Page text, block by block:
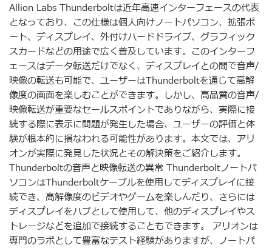
Allion Labs Thunderboltは近年高速インターフェースの代表
となっており、この仕様は個人向けノートパソコン、拡張ポ
ート、ディスプレイ、外付けハードドライブ、グラフィック
スカードなどの用途で広く普及しています。このインターフ
ェースはデータ転送だけでなく、ディスプレイとの間で音声/
映像の転送も可能で、ユーザーはThunderboltを通じて高解
像度の画面を楽しむことができます。しかし、高品質の音声/
映像転送が重要なセールスポイントでありながら、実際に接
続する際に表示に問題が発生した場合、ユーザーの評価と体
験が根本的に損なわれる可能性があります。本文では、アリ
オンが実際に発見した状況とその解決策をご紹介します。
Thunderboltの音声と映像転送の異常 Thunderboltノートパ
ソコンはThunderboltケーブルを使用してディスプレイに接
続でき、高解像度のビデオやゲームを楽しんだり、さらには
ディスプレイをハブとして使用して、他のディスプレイやス
トレージなどを追加で接続することもできます。 アリオンは
専門のラボとして豊富なテスト経験がありますが、ノートパ